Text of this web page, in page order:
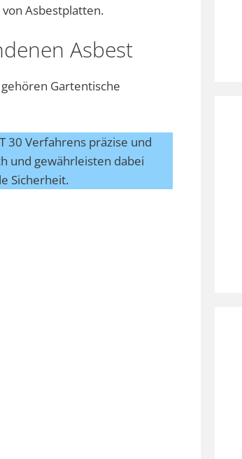
Asbestplatten.
Asbest
Gartentische
30 Verfahrens präzise und
und gewährleisten dabei
Sicherheit.